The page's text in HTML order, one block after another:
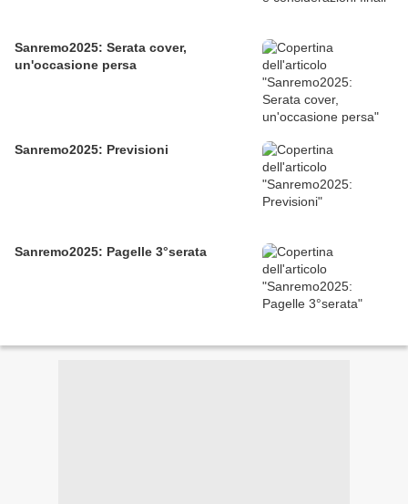
Sanremo2025: Serata cover,
un'occasione persa
Sanremo2025: Previsioni
Sanremo2025: Pagelle 3°serata